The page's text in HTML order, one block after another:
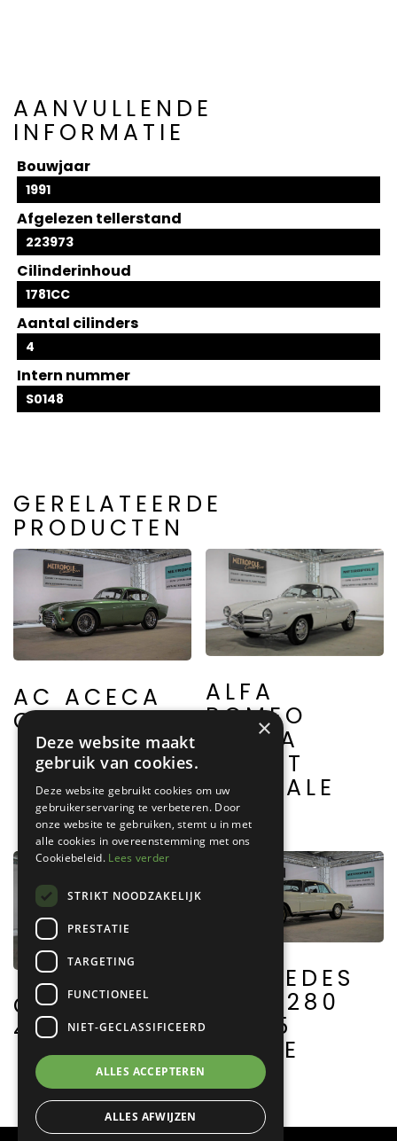
AANVULLENDE
INFORMATIE
Bouwjaar
1991
Afgelezen tellerstand
223973
Cilinderinhoud
1781CC
Aantal cilinders
4
Intern nummer
S0148
GERELATEERDE
PRODUCTEN
AC ACECA
COUPE
ALFA
ROMEO
GIULIA
SPRINT
SPECIALE
CITROËN AZ
4/4 SAHARA
MERCEDES
BENZ 280
SE 3.5
COUPE
×
Deze website maakt
gebruik van cookies.
Deze website gebruikt cookies om uw
gebruikerservaring te verbeteren. Door
onze website te gebruiken, stemt u in met
alle cookies in overeenstemming met ons
Cookiebeleid. Lees verder
STRIKT NOODZAKELIJK
PRESTATIE
TARGETING
FUNCTIONEEL
NIET-GECLASSIFICEERD
ALLES ACCEPTEREN
ALLES AFWIJZEN